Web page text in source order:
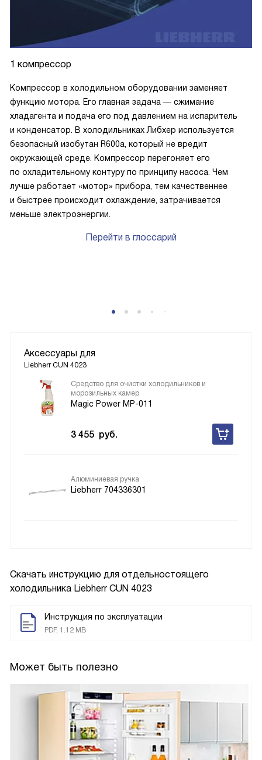
Скачать инструкцию для отдельностоящего
холодильника Liebherr CUN 4023
Инструкция по эксплуатации
PDF, 1.12 MB
Может быть полезно
1 компрессор
Компрессор в холодильном оборудовании заменяет
функцию мотора. Его главная задача — сжимание
хладагента и подача его под давлением на испаритель
и конденсатор. В холодильниках Либхер используется
безопасный изобутан R600a, который не вредит
окружающей среде. Компрессор перегоняет его
по охладительному контуру по принципу насоса. Чем
лучше работает «мотор» прибора, тем качественнее
и быстрее происходит охлаждение, затрачивается
меньше электроэнергии.
Перейти в глоссарий
Аксессуары для
Liebherr CUN 4023
Средство для очистки холодильников и
морозильных камер
Magic Power MP-011
3 455 руб.
Алюминиевая ручка
Liebherr 704336301